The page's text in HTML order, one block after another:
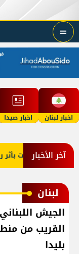
اخبار لبنان اخبار صيدا
آخر الأخبار
لبنان
الجيش
القريب من
بليدا